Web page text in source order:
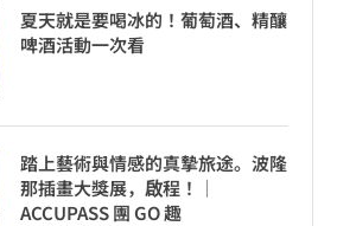
夏天就是要喝冰的！葡萄酒、精釀
啤酒活動一次看
踏上藝術與情感的真摯旅途。波隆
那插畫大獎展，啟程！│
ACCUPASS 團 GO 趣